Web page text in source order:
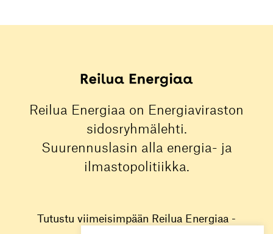
Reilua Energiaa on Energiaviraston
sidosryhmälehti.
Suurennuslasin alla energia- ja
ilmastopolitiikka.
Tutustu viimeisimpään Reilua Energiaa -